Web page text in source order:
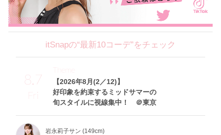
itSnapの“最新10コーデ”をチェック
8.7
Fri
【2026年8月(2／12)】
好印象を約束するミッドサマーの
旬スタイルに視線集中！ ＠東京
Theme
岩永莉子サン (149cm)